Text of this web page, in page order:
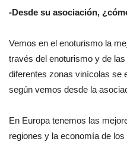
-Desde su asociación,
Vemos en el enoturismo la
través del enoturismo y de
diferentes zonas vinícolas se
según vemos desde la
En Europa tenemos las
regiones y la economía de